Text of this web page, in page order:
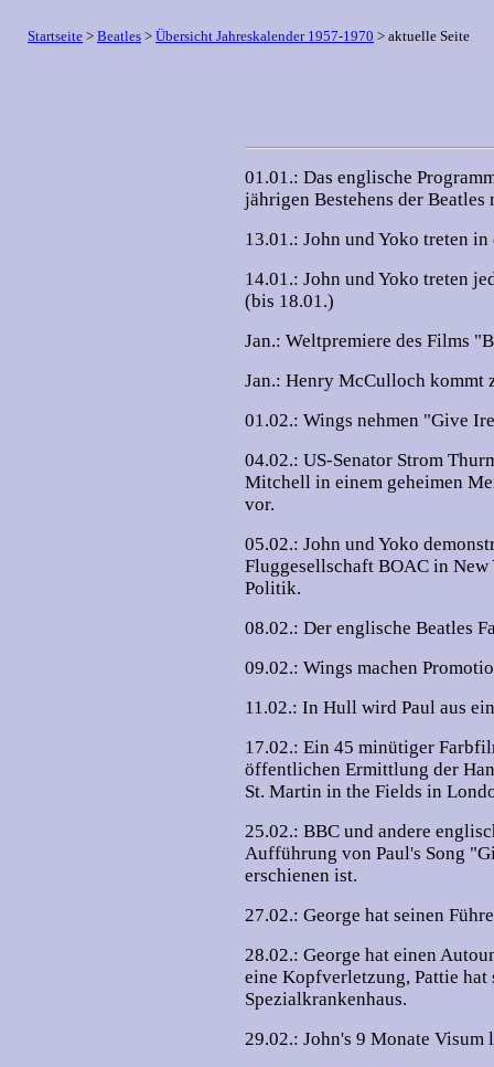
Startseite > Beatles > Übersicht Jahreskalender 1957-1970 > aktuelle Seite
01.01.: Das englische
jährigen Bestehens der Beatles
13.01.: John und Yoko treten
14.01.: John und Yoko treten
(bis 18.01.)
Jan.: Weltpremiere des Films
Jan.: Henry McCulloch kommt
01.02.: Wings nehmen "Give
04.02.: US-Senator Strom
Mitchell in einem geheimen
vor.
05.02.: John und Yoko
Fluggesellschaft BOAC in
Politik.
08.02.: Der englische Beatles
09.02.: Wings machen
11.02.: In Hull wird Paul aus
17.02.: Ein 45 minütiger
öffentlichen Ermittlung der
St. Martin in the Fields in
25.02.: BBC und andere
Aufführung von Paul's Song
erschienen ist.
27.02.: George hat seinen
28.02.: George hat einen
eine Kopfverletzung, Pattie
Spezialkrankenhaus.
29.02.: John's 9 Monate Visum